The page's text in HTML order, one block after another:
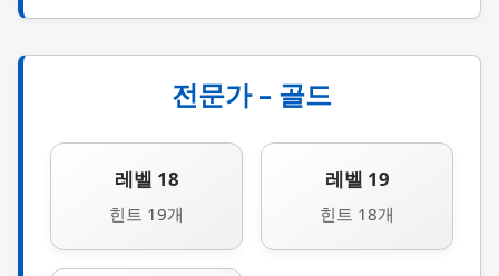
전문가 – 골드
레벨 18
힌트 19개
레벨 19
힌트 18개